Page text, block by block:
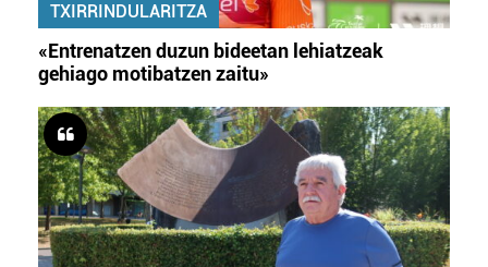
TXIRRINDULARITZA
«Entrenatzen duzun bideetan lehiatzeak
gehiago motibatzen zaitu»